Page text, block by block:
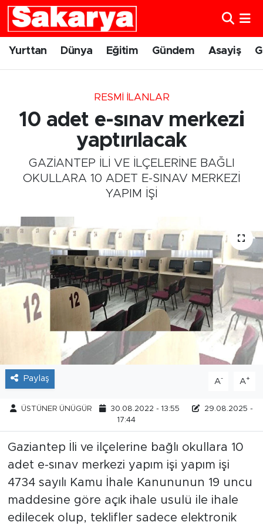
Yurttan Dünya Eğitim Gündem Asayiş
RESMI İLANLAR
10 adet e-sınav merkezi
yaptırılacak
GAZİANTEP İLİ VE İLÇELERİNE BAĞLI
OKULLARA 10 ADET E-SINAV MERKEZİ
YAPIM İŞİ
Paylaş A- A+
ÜSTÜNER ÜNÜGÜR 30.08.2022 - 13:55
29.08.2025 -
17:44
Gaziantep İli ve ilçelerine bağlı okullara 10
adet e-sınav merkezi yapım işi yapım işi
4734 sayılı Kamu İhale Kanununun 19 uncu
maddesine göre açık ihale usulü ile ihale
edilecek olup, teklifler sadece elektronik
Yurttan
Eskişehirspor
Sağlık
Kültür Sanat
Tarihçe
Resmi İlanlar
Söyleşi
Foto Şaka
Teknoloji
Politika
Eskişehir Nöbetçi Eczaneler
Eskişehir Trafik Yoğunluk Haritası
Süper Lig Puan Durumu ve Fikstür
Son Dakika Haberleri
Haber Arşivi